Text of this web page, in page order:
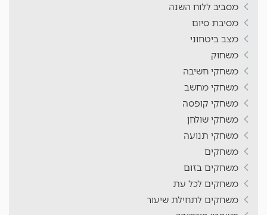
מסביב ללוח השנה
מסיבת סיום
מצב ביטחוני
משחוק
משחקי חשיבה
משחקי מחשב
משחקי קופסה
משחקי שולחן
משחקי תנועה
משחקים
משחקים בזום
משחקים לכל עת
משחקים לתחילת שיעור